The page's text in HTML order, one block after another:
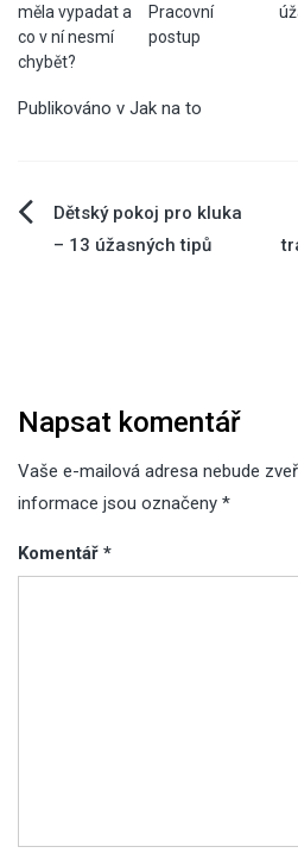
měla vypadat a
co v ní nesmí
chybět?
Pracovní
postup
Publikováno v Jak na to
Navigace
Dětský pokoj pro kluka
– 13 úžasných tipů
Napsat komentář
Vaše e-mailová adresa nebude
informace jsou označeny *
Komentář *